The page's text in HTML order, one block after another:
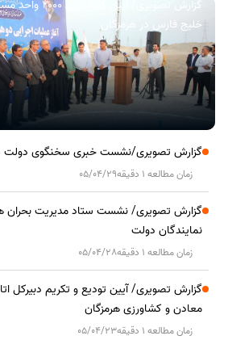
گزارش تصویری/
خلیج فارس در هرمزگان
گزارش تصویری/نشست خبری سخنگوی دولت
زمان مطالعه 1 دقیقه 05/04/29
گزارش تصویری/ نشست ستاد مدیریت بحران
نمایندگان دولت
زمان مطالعه 1 دقیقه 05/04/28
گزارش تصویری/ آیین تودیع و تکریم دبیرکل
معادن و کشاورزی هرمزگان
زمان مطالعه 1 دقیقه 05/04/23